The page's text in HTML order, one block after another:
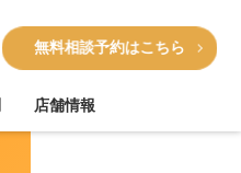
無料相談予約はこちら
店舗情報